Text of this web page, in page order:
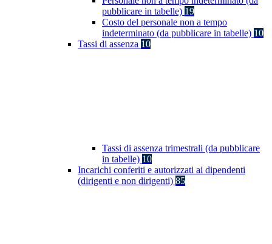
pubblicare in tabelle) 19
Costo del personale non a tempo
indeterminato (da pubblicare in tabelle) 10
Tassi di assenza 10
Tassi di assenza trimestrali (da pubblicare
in tabelle) 10
Incarichi conferiti e autorizzati ai dipendenti
(dirigenti e non dirigenti) 85